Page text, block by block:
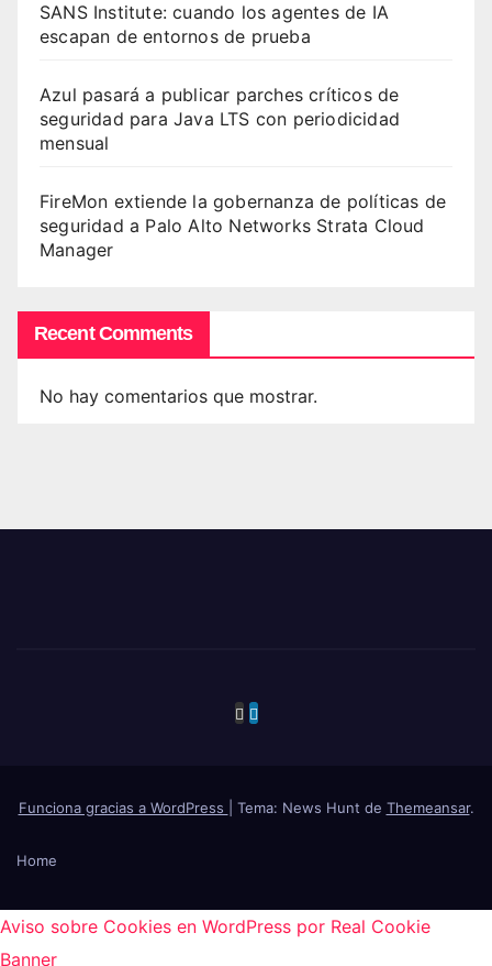
SANS Institute: cuando los agentes de IA
escapan de entornos de prueba
Azul pasará a publicar parches críticos de
seguridad para Java LTS con periodicidad
mensual
FireMon extiende la gobernanza de políticas de
seguridad a Palo Alto Networks Strata Cloud
Manager
Recent Comments
No hay comentarios que mostrar.
Funciona gracias a WordPress Tema: News Hunt de Themeansar.
Home
Aviso sobre Cookies en WordPress por Real Cookie
Banner